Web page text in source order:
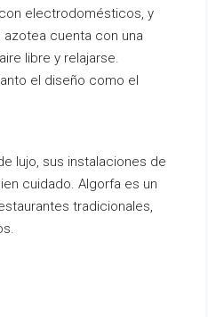
electrodomésticos, y
cuenta con una
libre y relajarse.
el diseño como el
lujo, sus instalaciones de
cuidado. Algorfa es un
tradicionales,